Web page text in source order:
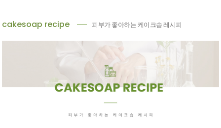
cakesoap recipe 피부가 좋아하는 케이크솝 레시피